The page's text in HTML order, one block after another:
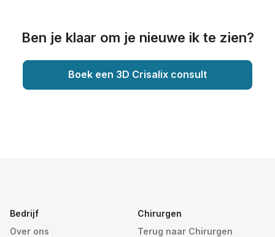
Ben je klaar om je nieuwe ik te zien?
Boek een 3D Crisalix consult
Bedrijf
Over ons
Chirurgen
Terug naar Chirurgen